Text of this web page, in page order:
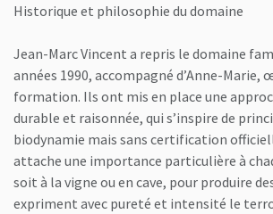
Historique et philosophie du domaine
Jean-Marc Vincent a repris le domaine
années 1990, accompagné d’Anne-Marie,
formation. Ils ont mis en place une
durable et raisonnée, qui s’inspire de
biodynamie mais sans certification
attache une importance particulière à
soit à la vigne ou en cave, pour produire
expriment avec pureté et intensité le